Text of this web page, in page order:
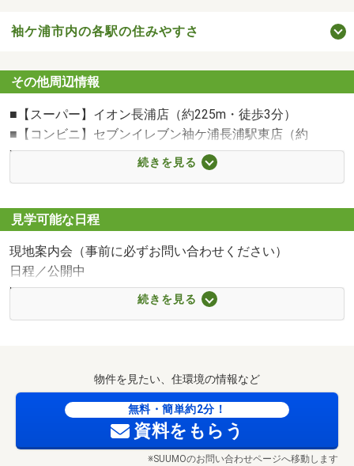
袖ケ浦市内の各駅の住みやすさ
その他周辺情報
■【スーパー】イオン長浦店（約225m・徒歩3分）
■【コンビニ】セブンイレブン袖ケ浦長浦駅東店（約
323m・徒歩5分）
■【ドラッグストア】マツモトキヨシ長浦店（約481m・徒
■【中学校】袖ケ浦市立長浦中学校（約629m・徒歩8分）
■【小学校】袖ケ浦市立長浦小学校（約484m・徒歩7分）
■【幼稚園・保育園】まなびの森保育園長浦（約359m・徒
歩5分）
■【病院】社会医療法人社団さつき会袖ヶ浦さつき台病院
続きを見る
見学可能な日程
現地案内会（事前に必ずお問い合わせください）
日程／公開中
時間／9:30～19:00
◇貴重なお時間の中で、ご希望の情報をご案内いたします
おおよその所要時間や内容は、下記をご覧ください。
＊現地/現地見学（30分～）
＊ご希望条件のご相談（30分～）
＊資金計画のご相談（30分～）
続きを見る
物件を見たい、住環境の情報など
無料・簡単約2分！
資料をもらう
※SUUMOのお問い合わせページへ移動します